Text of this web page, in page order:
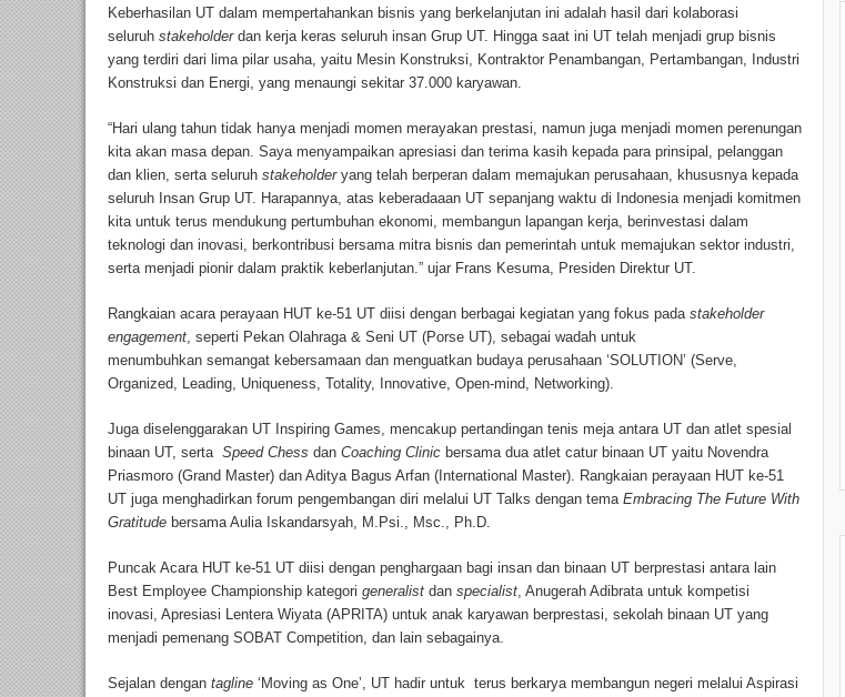
Keberhasilan UT dalam mempertahankan bisnis yang berkelanjutan ini adalah hasil dari kolaborasi
seluruh stakeholder dan kerja keras seluruh insan Grup UT. Hingga saat ini UT telah menjadi grup bisnis
yang terdiri dari lima pilar usaha, yaitu Mesin Konstruksi, Kontraktor Penambangan, Pertambangan, Industri
Konstruksi dan Energi, yang menaungi sekitar 37.000 karyawan.
“Hari ulang tahun tidak hanya menjadi momen merayakan prestasi, namun juga menjadi momen perenungan
kita akan masa depan. Saya menyampaikan apresiasi dan terima kasih kepada para prinsipal, pelanggan
dan klien, serta seluruh stakeholder yang telah berperan dalam memajukan perusahaan, khususnya kepada
seluruh Insan Grup UT. Harapannya, atas keberadaaan UT sepanjang waktu di Indonesia menjadi komitmen
kita untuk terus mendukung pertumbuhan ekonomi, membangun lapangan kerja, berinvestasi dalam
teknologi dan inovasi, berkontribusi bersama mitra bisnis dan pemerintah untuk memajukan sektor industri,
serta menjadi pionir dalam praktik keberlanjutan.” ujar Frans Kesuma, Presiden Direktur UT.
Rangkaian acara perayaan HUT ke-51 UT diisi dengan berbagai kegiatan yang fokus pada stakeholder
engagement, seperti Pekan Olahraga & Seni UT (Porse UT), sebagai wadah untuk
menumbuhkan semangat kebersamaan dan menguatkan budaya perusahaan ‘SOLUTION’ (Serve,
Organized, Leading, Uniqueness, Totality, Innovative, Open-mind, Networking).
Juga diselenggarakan UT Inspiring Games, mencakup pertandingan tenis meja antara UT dan atlet spesial
binaan UT, serta Speed Chess dan Coaching Clinic bersama dua atlet catur binaan UT yaitu Novendra
Priasmoro (Grand Master) dan Aditya Bagus Arfan (International Master). Rangkaian perayaan HUT ke-51
UT juga menghadirkan forum pengembangan diri melalui UT Talks dengan tema Embracing The Future With
Gratitude bersama Aulia Iskandarsyah, M.Psi., Msc., Ph.D.
Puncak Acara HUT ke-51 UT diisi dengan penghargaan bagi insan dan binaan UT berprestasi antara lain
Best Employee Championship kategori generalist dan specialist, Anugerah Adibrata untuk kompetisi
inovasi, Apresiasi Lentera Wiyata (APRITA) untuk anak karyawan berprestasi, sekolah binaan UT yang
menjadi pemenang SOBAT Competition, dan lain sebagainya.
Sejalan dengan tagline ‘Moving as One’, UT hadir untuk terus berkarya membangun negeri melalui Aspirasi